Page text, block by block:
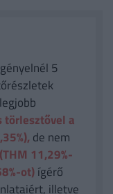
5
törlesztővel a
de nem
11,29%-
ot)ígérő
illetve